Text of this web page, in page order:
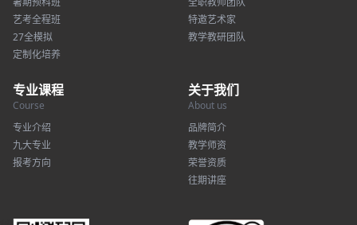
艺考全程班
27全模拟
定制化培养
特邀艺术家
教学教研团队
专业课程
Course
专业介绍
九大专业
报考方向
关于我们
About us
品牌简介
教学师资
荣誉资质
往期讲座